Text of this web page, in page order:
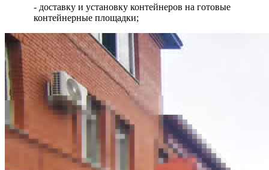
- доставку и установку контейнеров на готовые
контейнерные площадки;